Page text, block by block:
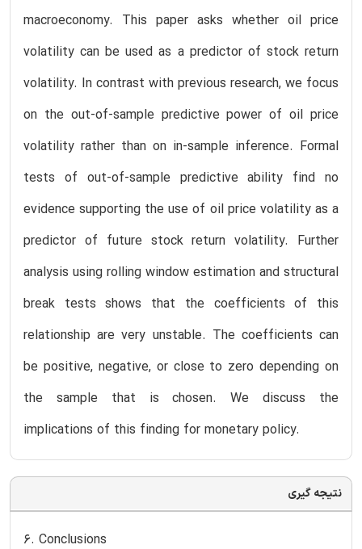
macroeconomy. This paper asks whether oil price
volatility can be used as a predictor of stock return
volatility. In contrast with previous research, we focus
on the out-of-sample predictive power of oil price
volatility rather than on in-sample inference. Formal
tests of out-of-sample predictive ability find no
evidence supporting the use of oil price volatility as a
predictor of future stock return volatility. Further
analysis using rolling window estimation and structural
break tests shows that the coefficients of this
relationship are very unstable. The coefficients can
be positive, negative, or close to zero depending on
the sample that is chosen. We discuss the
implications of this finding for monetary policy.
نتیجه گیری
6. Conclusions